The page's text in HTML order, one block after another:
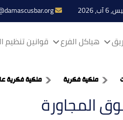
هياكل الفرع قوانين تنظيم
ملكية فكرية ملكية فكرية
المجاورة